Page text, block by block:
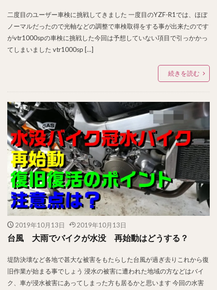
二度目のユーザー車検に挑戦してきました 一度目のYZF-R1では、ほぼ
ノーマルだったので光軸などの調整で車検取得をする事が出来たのです
がvtr1000spの車検に挑戦した今回は予想していない項目で引っかかっ
てしまいました vtr1000sp […]
続きを読む
2019年10月13日 2019年10月13日
台風 大雨でバイクが水没 再始動はどうする？
堤防決壊など各地で甚大な被害をもたらした台風が過ぎ去りこれから復
旧作業が始まる事でしょう 浸水の被害に遭われた地域の方などはバイ
ク、車が浸水被害にあってしまった方も居るかと思います 今回の水害